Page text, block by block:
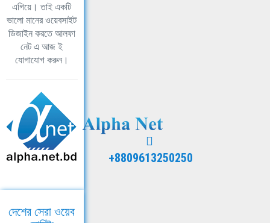
এগিয়ে। তাই একটি
ভালো মানের ওয়েবসাইট
ডিজাইন করতে আলফা
নেট এ আজ ই
যোগাযোগ করুন।
+8809613250250
দেশের সেরা ওয়েব